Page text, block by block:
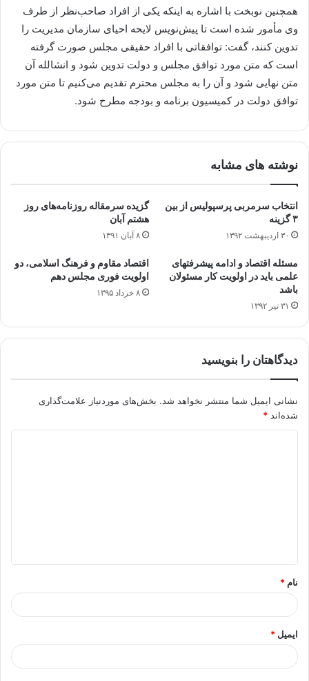
همچنین نوبخت با اشاره به اینکه یکی از افراد صاحب‌نظر از طرف
وی مأمور شده است تا پیش‌نویس لایحه احیای سازمان مدیریت را
تدوین کنند، گفت: توافقاتی با افراد حقیقی مجلس صورت گرفته
است که متن مورد توافق مجلس و دولت تدوین شود و انشالله آن
متن نهایی شود و آن را به مجلس محترم تقدیم می‌کنیم تا متن مورد
توافق دولت در کمیسیون برنامه و بودجه مطرح شود.
نوشته های مشابه
انتخاب سرمربی پرسپولیس از بین
۳ گزینه
۳۰ اردیبهشت ۱۳۹۲
گزیده سرمقاله‌ روزنامه‌های روز
هشتم آبان
۸ آبان ۱۳۹۱
مسئله اقتصاد و ادامه پیشرفتهای
علمی باید در اولویت کار مسئولان
باشد
۳۱ تیر ۱۳۹۲
اقتصاد مقاوم و فرهنگ اسلامی، دو
اولویت فوری مجلس دهم
۸ خرداد ۱۳۹۵
دیدگاهتان را بنویسید
نشانی ایمیل شما منتشر نخواهد شد. بخش‌های موردنیاز علامت‌گذاری
شده‌اند *
*
نام *
ایمیل *